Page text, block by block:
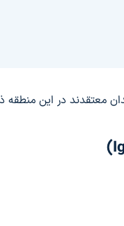
معتقدند در این منطقه